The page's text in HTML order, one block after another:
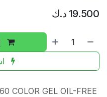
19.500 د.ك
COLOR GEL OIL-FREE